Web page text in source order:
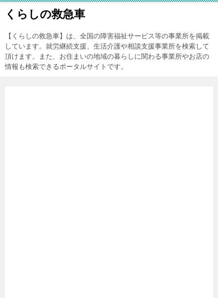
くらしの救急車
【くらしの救急車】は、全国の障害福祉サービス等の事業所を掲載
しています。就労継続支援、生活介護や相談支援事業所を検索して
頂けます。また、お住まいの地域の暮らしに関わる事業所やお店の
情報も検索できるポータルサイトです。